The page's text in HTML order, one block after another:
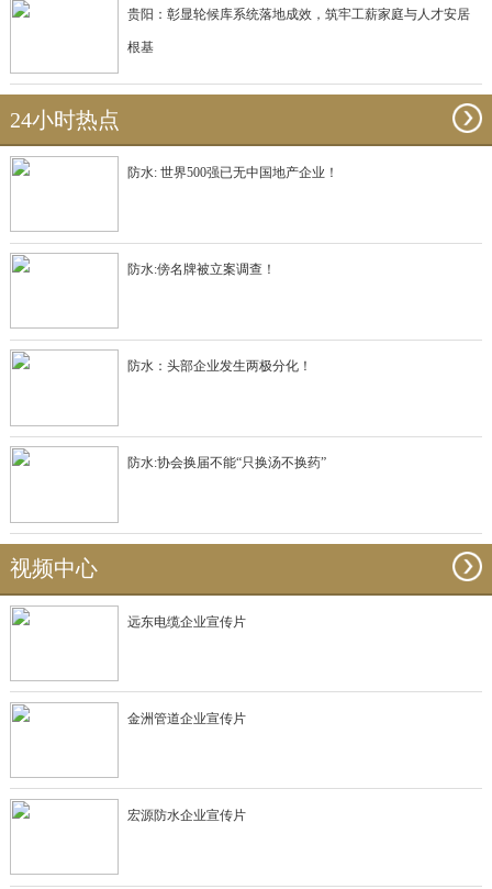
贵阳：彰显轮候库系统落地成效，筑牢工薪家庭与人才安居
根基
24小时热点
防水: 世界500强已无中国地产企业！
防水:傍名牌被立案调查！
防水：头部企业发生两极分化！
防水:协会换届不能“只换汤不换药”
视频中心
远东电缆企业宣传片
金洲管道企业宣传片
宏源防水企业宣传片